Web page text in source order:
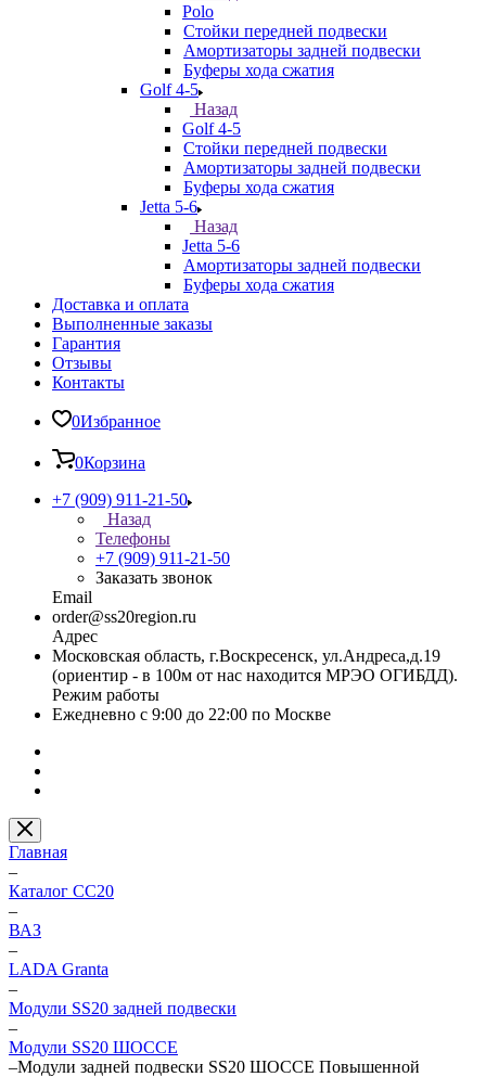
Polo
Стойки передней подвески
Амортизаторы задней подвески
Буферы хода сжатия
Golf 4-5
Назад
Golf 4-5
Стойки передней подвески
Амортизаторы задней подвески
Буферы хода сжатия
Jetta 5-6
Назад
Jetta 5-6
Амортизаторы задней подвески
Буферы хода сжатия
Доставка и оплата
Выполненные заказы
Гарантия
Отзывы
Контакты
0Избранное
0Корзина
+7 (909) 911-21-50
Назад
Телефоны
+7 (909) 911-21-50
Заказать звонок
Email
order@ss20region.ru
Адрес
Московская область, г.Воскресенск, ул.Андреса,д.19
(ориентир - в 100м от нас находится МРЭО ОГИБДД).
Режим работы
Ежедневно с 9:00 до 22:00 по Москве
Главная
–
Каталог CC20
–
ВАЗ
–
LADA Granta
–
Модули SS20 задней подвески
–
Модули SS20 ШОССЕ
–Модули задней подвески SS20 ШОССЕ Повышенной